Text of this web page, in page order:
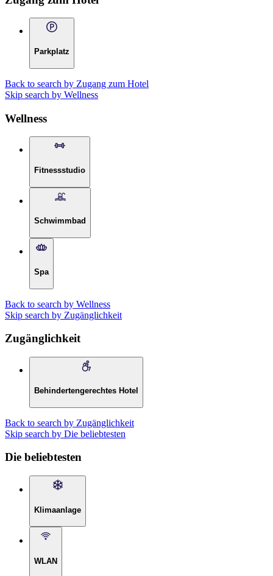
Parkplatz
Back to search by Zugang zum Hotel
Skip search by Wellness
Wellness
Fitnessstudio
Schwimmbad
Spa
Back to search by Wellness
Skip search by Zugänglichkeit
Zugänglichkeit
Behindertengerechtes Hotel
Back to search by Zugänglichkeit
Skip search by Die beliebtesten
Die beliebtesten
Klimaanlage
WLAN